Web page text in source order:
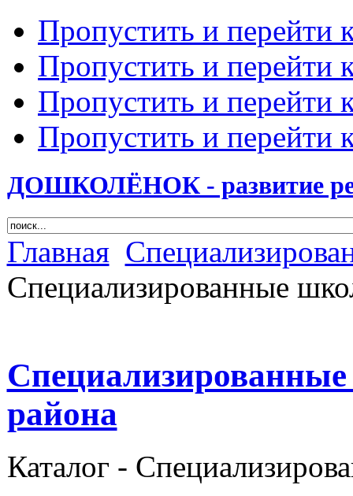
Пропустить и перейти
Пропустить и перейти
Пропустить и перейти
Пропустить и перейти
ДОШКОЛЁНОК - развитие
Главная
Специализированные
района
Каталог -